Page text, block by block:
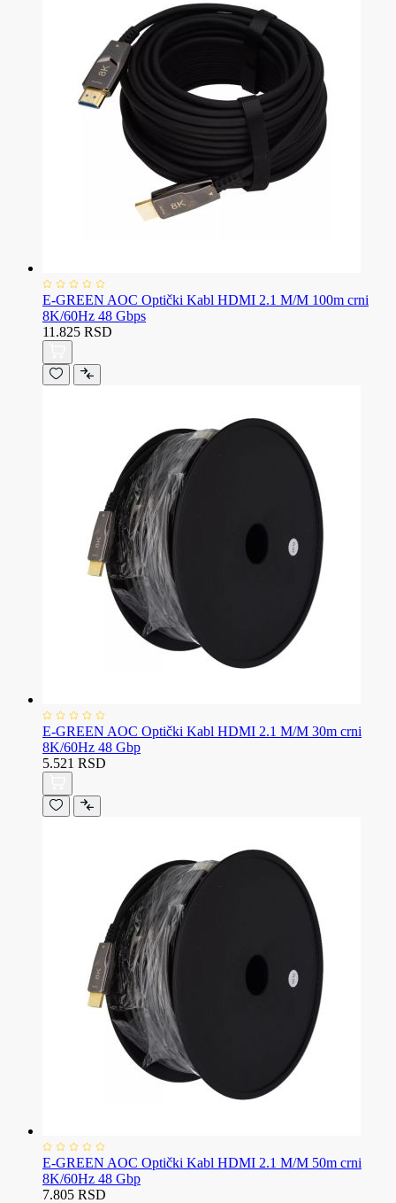
E-GREEN AOC Optički Kabl HDMI 2.1 M/M 100m crni
8K/60Hz 48 Gbps
11.825 RSD
E-GREEN AOC Optički Kabl HDMI 2.1 M/M 30m crni
8K/60Hz 48 Gbp
5.521 RSD
E-GREEN AOC Optički Kabl HDMI 2.1 M/M 50m crni
8K/60Hz 48 Gbp
7.805 RSD